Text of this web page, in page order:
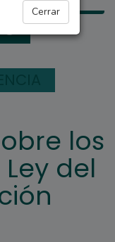
Cerrar
los
del